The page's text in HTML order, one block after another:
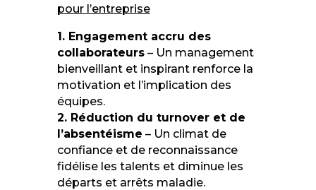
pour l’entreprise
1. Engagement accru des
collaborateurs– Un management
bienveillant et inspirant renforce la
motivation et l’implication des
équipes.
2. Réduction du turnover et de
l’absentéisme – Un climat de
confiance et de reconnaissance
fidélise les talents et diminue les
départs et arrêts maladie.